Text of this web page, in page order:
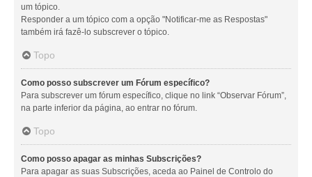
um tópico.
Responder a um tópico com a opção "Notificar-me as Respostas"
também irá fazê-lo subscrever o tópico.
Topo
Como posso subscrever um Fórum específico?
Para subscrever um fórum específico, clique no link “Observar Fórum”,
na parte inferior da página, ao entrar no fórum.
Topo
Como posso apagar as minhas Subscrições?
Para apagar as suas Subscrições, aceda ao Painel de Controlo do